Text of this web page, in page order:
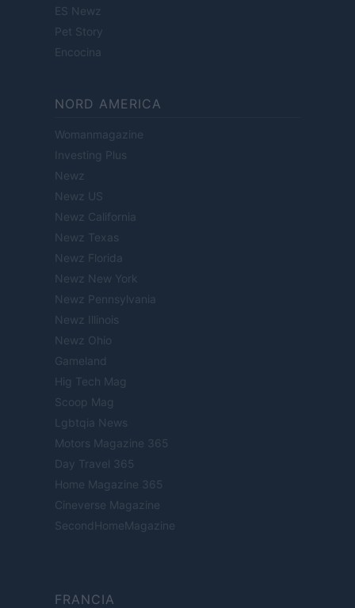
ES Newz
Pet Story
Encocina
NORD AMERICA
Womanmagazine
Investing Plus
Newz
Newz US
Newz California
Newz Texas
Newz Florida
Newz New York
Newz Pennsylvania
Newz Illinois
Newz Ohio
Gameland
Hig Tech Mag
Scoop Mag
Lgbtqia News
Motors Magazine 365
Day Travel 365
Home Magazine 365
Cineverse Magazine
SecondHomeMagazine
FRANCIA